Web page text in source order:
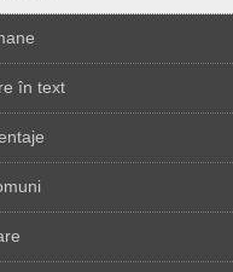
în text